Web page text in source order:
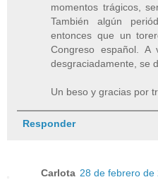
momentos trágicos,
También algún
entonces que un
Congreso español.
desgraciadamente, se
Un beso y gracias por
Responder
Carlota 28 de febrero de